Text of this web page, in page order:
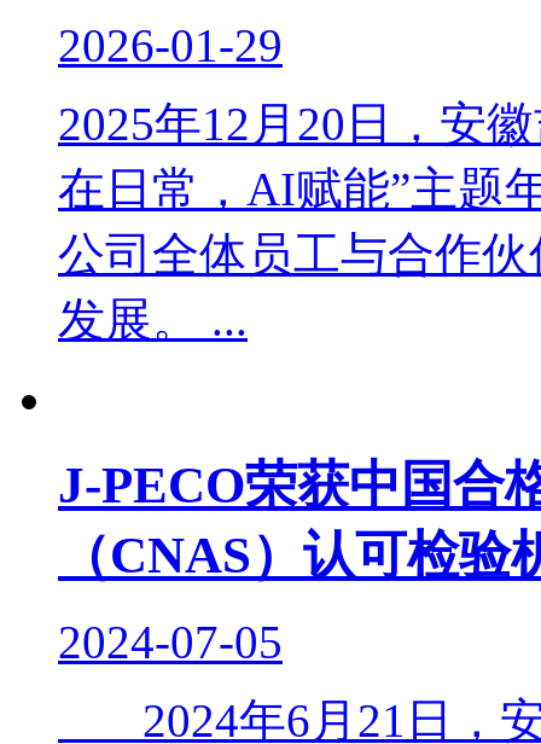
2026-01-29
2025年12月20日，安
在日常，AI赋能”主题
公司全体员工与合作
发展。 ...
J-PECO荣获中国合
（CNAS）认可检
2024-07-05
2024年6月21日，安